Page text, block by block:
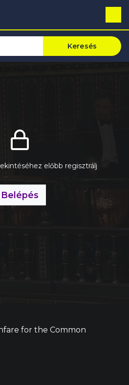
Keresés
előbb regisztrálj
Belépés
for the Common